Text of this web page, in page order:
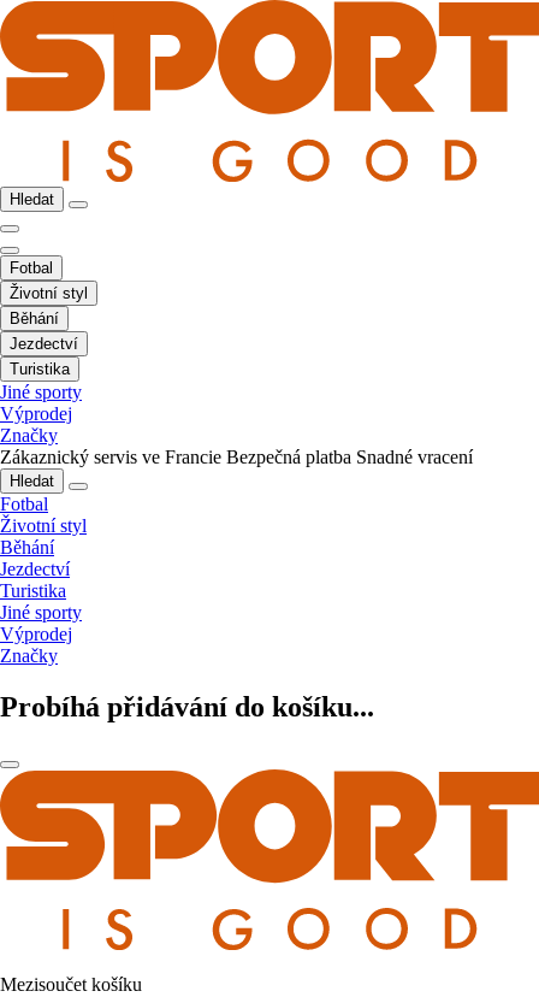
Hledat
Fotbal
Životní styl
Běhání
Jezdectví
Turistika
Jiné sporty
Výprodej
Značky
Zákaznický servis ve Francie Bezpečná platba Snadné vracení
Hledat
Fotbal
Životní styl
Běhání
Jezdectví
Turistika
Jiné sporty
Výprodej
Značky
Probíhá přidávání do košíku...
Mezisoučet košíku